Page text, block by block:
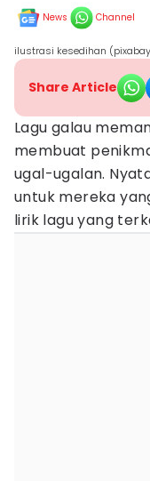
News Channel
ilustrasi kesedihan
Share Article
Lagu galau
membuat
ugal-ugalan.
untuk mereka
lirik lagu yang